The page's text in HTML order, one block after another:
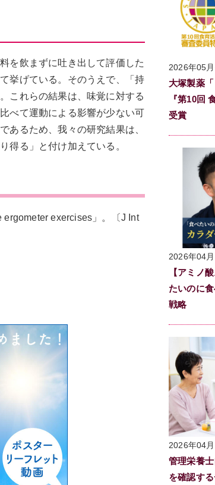
を飲まずに吐き出して評価した
挙げている。そのうえで、「持
これらの結果は、味覚に対する
べて運動による影響が少ない可
あるため、我々の研究結果は、
得る」と付け加えている。
exercises」。〔J Int
2026年05
大塚製薬
『第10回
受賞
2026年04
【アミノ
たいのに
戦略
2026年04
管理栄養
を確認す